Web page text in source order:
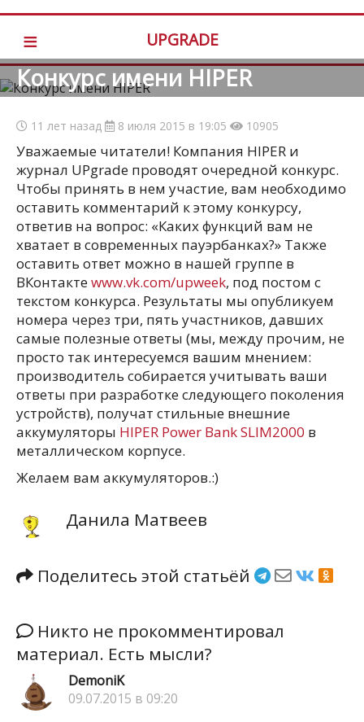
≡ UPGRADE
Конкурс имени HIPER
11 лет назад 8 июля 2015 в 19:05 10905
Уважаемые читатели! Компания HIPER и
журнал UPgrade проводят очередной конкурс.
Чтобы принять в нем участие, вам необходимо
оставить комментарий к этому конкурсу,
ответив на вопрос: «Каких функций вам не
хватает в современных пауэрбанках?» Также
оставить ответ можно в нашей группе в
ВКонтактеwww.vk.com/upweek, под постом с
текстом конкурса. Результаты мы опубликуем
номера через три, пять участников, давших
самые полезные ответы (мы, между прочим, не
просто так интересуемся вашим мнением:
производитель собирается учитывать ваши
ответы при разработке следующего поколения
устройств), получат стильные внешние
аккумуляторы HIPER Power Bank SLIM2000 в
металлическом корпусе.
Желаем вам аккумуляторов.:)
Данила Матвеев
Поделитесь этой статьёй
Никто не прокомментировал
материал. Есть мысли?
DemoniK
09.07.2015 в 09:20